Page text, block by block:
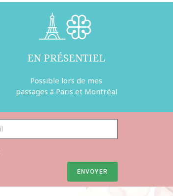
EN PRÉSENTIEL
Possible lors de mes
passages à Paris et Montréal
ENVOYER